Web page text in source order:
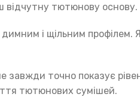
відчутну тютюнову основу.
і щільним профілем.
точно показує
тютюнових сумішей.